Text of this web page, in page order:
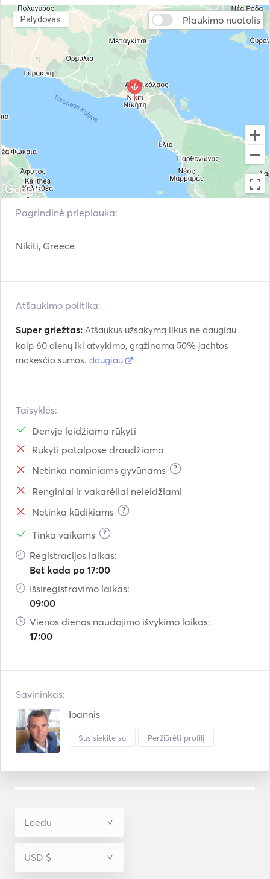
Plaukimo nuotolis
Palydovas
Pagrindinė prieplauka:
Nikiti, Greece
Atšaukimo politika:
Super griežtas: Atšaukus užsakymą likus ne daugiau
kaip 60 dienų iki atvykimo, grąžinama 50% jachtos
mokesčio sumos. daugiau
Taisyklės:
Denyje leidžiama rūkyti
Rūkyti patalpose draudžiama
Netinka naminiams gyvūnams
?
Renginiai ir vakarėliai neleidžiami
Netinka kūdikiams
?
Tinka vaikams ?
Registracijos laikas:
Bet kada po 17:00
Išsiregistravimo laikas:
09:00
Vienos dienos naudojimo išvykimo laikas:
17:00
Savininkas:
Ioannis
Susisiekite su Peržiūrėti profilį